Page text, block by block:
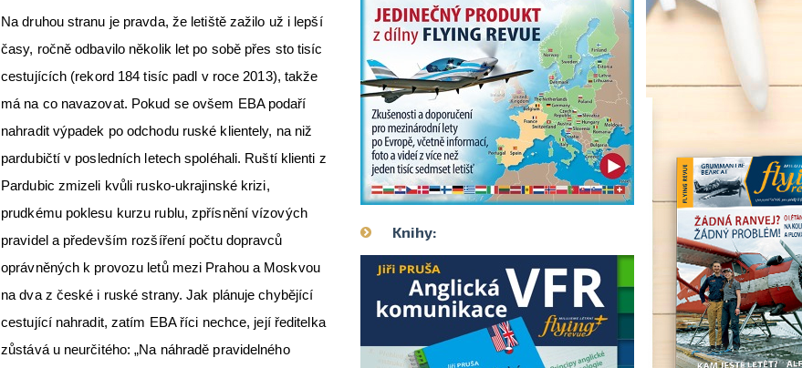
Na druhou stranu je pravda, že letiště zažilo už i lepší
časy, ročně odbavilo několik let po sobě přes sto tisíc
cestujících (rekord 184 tisíc padl v roce 2013), takže
má na co navazovat. Pokud se ovšem EBA podaří
nahradit výpadek po odchodu ruské klientely, na niž
pardubičtí v posledních letech spoléhali. Ruští klienti z
Pardubic zmizeli kvůli rusko-ukrajinské krizi,
prudkému poklesu kurzu rublu, zpřísnění vízových
pravidel a především rozšíření počtu dopravců
oprávněných k provozu letů mezi Prahou a Moskvou
na dva z české i ruské strany. Jak plánuje chybějící
cestující nahradit, zatím EBA říci nechce, její ředitelka
zůstává u neurčitého: „Na náhradě pravidelného
Knihy: